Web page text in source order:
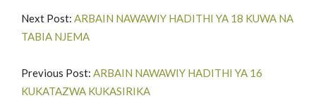
Next Post: ARBAIN NAWAWIY HADITHI YA 18 KUWA NA
TABIA NJEMA
Previous Post: ARBAIN NAWAWIY HADITHI YA 16
KUKATAZWA KUKASIRIKA